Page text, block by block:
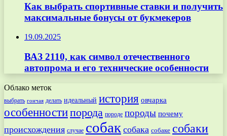
Как выбрать спортивные ставки и получить
максимальные бонусы от букмекеров
19.09.2025
ВАЗ 2110, как символ отечественного
автопрома и его технические особенности
Облако меток
выбрать гончая делать идеальный история овчарка
особенностипорода породе породы почему
происхождения случае собак собака собаке собаки